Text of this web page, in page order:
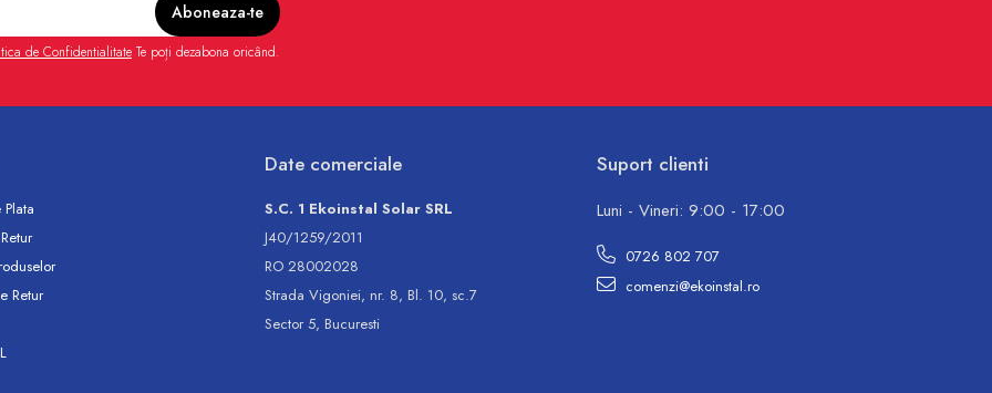
de Confidentialitate Te poți dezabona oricând.
Retur
Date comerciale
S.C. 1 Ekoinstal Solar SRL
J40/1259/2011
RO 28002028
Strada Vigoniei, nr. 8, Bl. 10, sc.7
Sector 5, Bucuresti
Suport clienti
Luni - Vineri: 9:00 - 17:00
0726 802 707
comenzi@ekoinstal.ro